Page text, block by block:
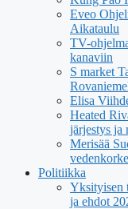
Eveo
Aikataulu
TV-
kanaviin
S market
Elisa
Heated
järjestys ja
Merisää
Politiikka
Yksityisen
ja ehdot